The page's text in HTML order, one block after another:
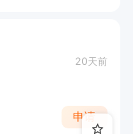
20天前
申请